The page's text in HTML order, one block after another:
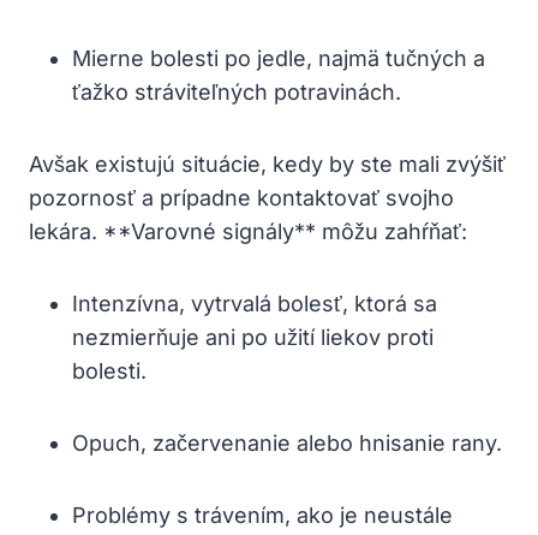
Mierne bolesti po jedle, najmä tučných a
ťažko stráviteľných potravinách.
Avšak existujú situácie, kedy by ste mali zvýšiť
pozornosť a prípadne kontaktovať svojho
lekára. **Varovné signály** môžu zahŕňať:
Intenzívna, vytrvalá bolesť, ktorá sa
nezmierňuje ani po užití liekov proti
bolesti.
Opuch, začervenanie alebo hnisanie rany.
Problémy s trávením, ako je neustále